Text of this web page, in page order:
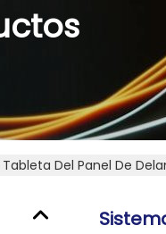
Del Panel De